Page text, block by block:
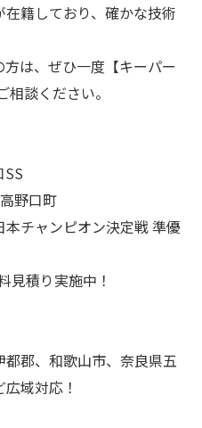
籍しており、確かな技術
は、ぜひ一度【キーパー
談ください。
野口町
チャンピオン決定戦 準優
見積り実施中！
郡、和歌山市、奈良県五
域対応！